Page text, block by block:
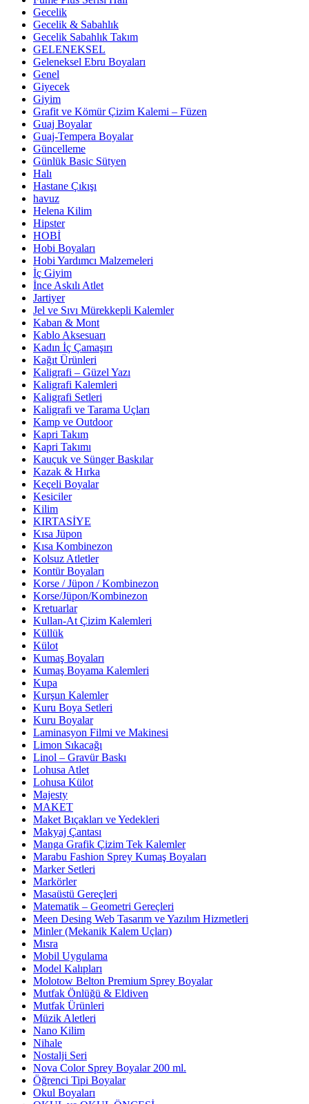
Gecelik
Gecelik & Sabahlık
Gecelik Sabahlık Takım
GELENEKSEL
Geleneksel Ebru Boyaları
Genel
Giyecek
Giyim
Grafit ve Kömür Çizim Kalemi – Füzen
Guaj Boyalar
Guaj-Tempera Boyalar
Güncelleme
Günlük Basic Sütyen
Halı
Hastane Çıkışı
havuz
Helena Kilim
Hipster
HOBİ
Hobi Boyaları
Hobi Yardımcı Malzemeleri
İç Giyim
İnce Askılı Atlet
Jartiyer
Jel ve Sıvı Mürekkepli Kalemler
Kaban & Mont
Kablo Aksesuarı
Kadın İç Çamaşırı
Kağıt Ürünleri
Kaligrafi – Güzel Yazı
Kaligrafi Kalemleri
Kaligrafi Setleri
Kaligrafi ve Tarama Uçları
Kamp ve Outdoor
Kapri Takım
Kapri Takımı
Kauçuk ve Sünger Baskılar
Kazak & Hırka
Keçeli Boyalar
Kesiciler
Kilim
KIRTASİYE
Kısa Jüpon
Kısa Kombinezon
Kolsuz Atletler
Kontür Boyaları
Korse / Jüpon / Kombinezon
Korse/Jüpon/Kombinezon
Kretuarlar
Kullan-At Çizim Kalemleri
Küllük
Külot
Kumaş Boyaları
Kumaş Boyama Kalemleri
Kupa
Kurşun Kalemler
Kuru Boya Setleri
Kuru Boyalar
Laminasyon Filmi ve Makinesi
Limon Sıkacağı
Linol – Gravür Baskı
Lohusa Atlet
Lohusa Külot
Majesty
MAKET
Maket Bıçakları ve Yedekleri
Makyaj Çantası
Manga Grafik Çizim Tek Kalemler
Marabu Fashion Sprey Kumaş Boyaları
Marker Setleri
Markörler
Masaüstü Gereçleri
Matematik – Geometri Gereçleri
Meen Desing Web Tasarım ve Yazılım Hizmetleri
Minler (Mekanik Kalem Uçları)
Mısra
Mobil Uygulama
Model Kalıpları
Molotow Belton Premium Sprey Boyalar
Mutfak Önlüğü & Eldiven
Mutfak Ürünleri
Müzik Aletleri
Nano Kilim
Nihale
Nostalji Seri
Nova Color Sprey Boyalar 200 ml.
Öğrenci Tipi Boyalar
Okul Boyaları